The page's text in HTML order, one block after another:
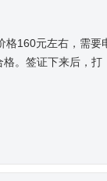
格160元左右，需要
。签证下来后，打